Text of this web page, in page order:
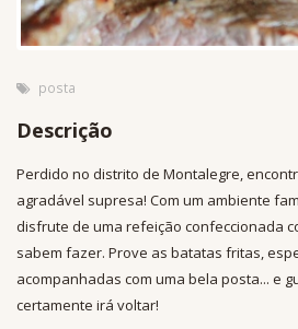
posta
Descrição
Perdido no distrito de Montalegre,
agradável supresa! Com um ambiente
disfrute de uma refeição confeccionada
sabem fazer. Prove as batatas fritas,
acompanhadas com uma bela posta... e
certamente irá voltar!